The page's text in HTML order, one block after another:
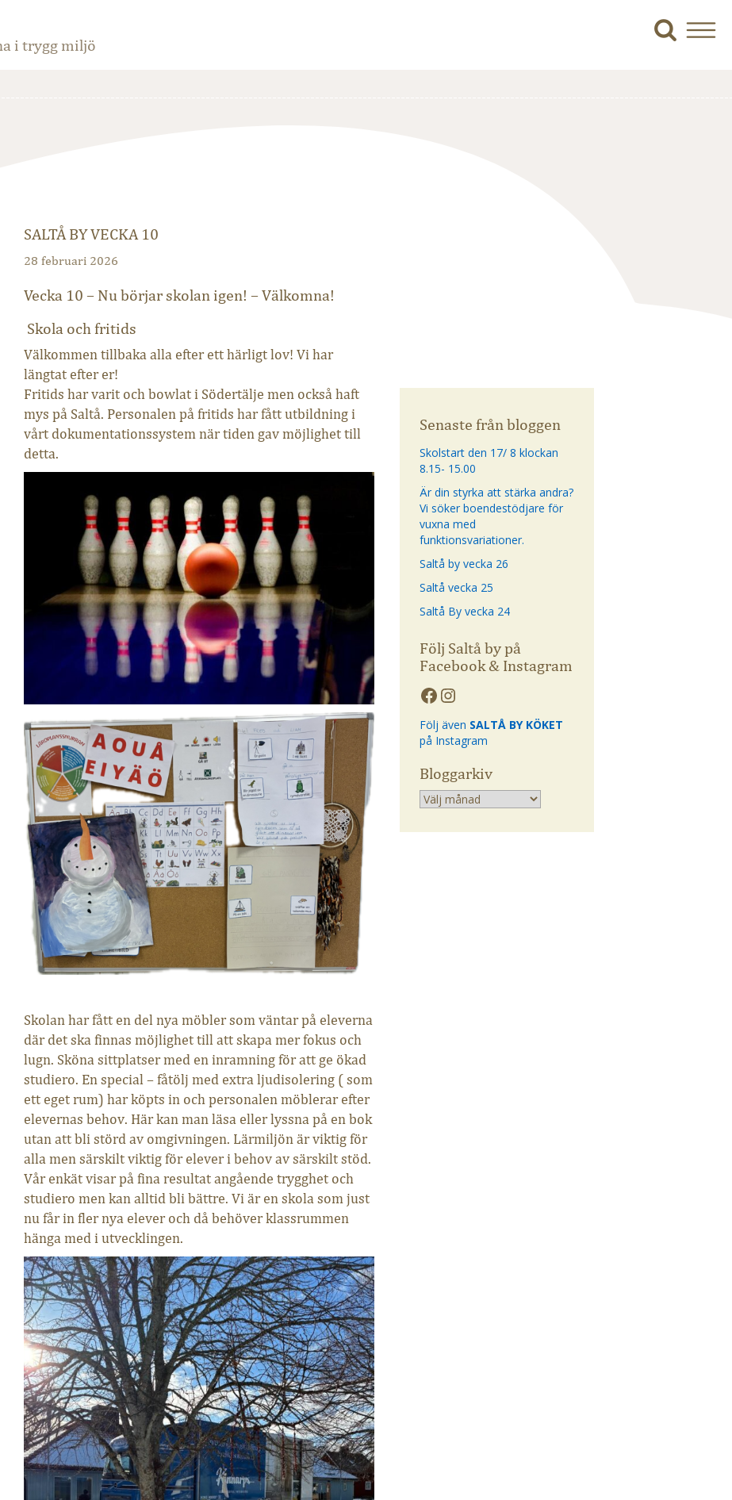
i trygg miljö
SALTÅ BY VECKA 10
28 februari 2026
Vecka 10 – Nu börjar skolan igen! – Välkomna!
Skola och fritids
Välkommen tillbaka alla efter ett härligt lov! Vi har
längtat efter er!
Fritids har varit och bowlat i Södertälje men också haft
mys på Saltå. Personalen på fritids har fått utbildning i
vårt dokumentationssystem när tiden gav möjlighet till
detta.
Skolan har fått en del nya möbler som väntar på eleverna
där det ska finnas möjlighet till att skapa mer fokus och
lugn. Sköna sittplatser med en inramning för att ge ökad
studiero. En special – fåtölj med extra ljudisolering ( som
ett eget rum) har köpts in och personalen möblerar efter
elevernas behov. Här kan man läsa eller lyssna på en bok
utan att bli störd av omgivningen. Lärmiljön är viktig för
alla men särskilt viktig för elever i behov av särskilt stöd.
Vår enkät visar på fina resultat angående trygghet och
studiero men kan alltid bli bättre. Vi är en skola som just
nu får in fler nya elever och då behöver klassrummen
hänga med i utvecklingen.
Senaste från bloggen
Skolstart den 17/ 8 klockan
8.15- 15.00
Är din styrka att stärka andra?
Vi söker boendestödjare för
vuxna med
funktionsvariationer.
Saltå by vecka 26
Saltå vecka 25
Saltå By vecka 24
Följ Saltå by på
Facebook & Instagram
Följ även SALTÅ BY KÖKET
på Instagram
Bloggarkiv
Arkiv